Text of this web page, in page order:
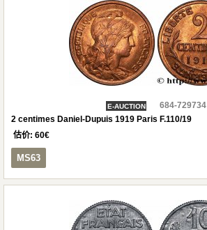
E-AUCTION
684-729734
2 centimes Daniel-Dupuis 1919 Paris F.110/19
估价: 60€
MS63